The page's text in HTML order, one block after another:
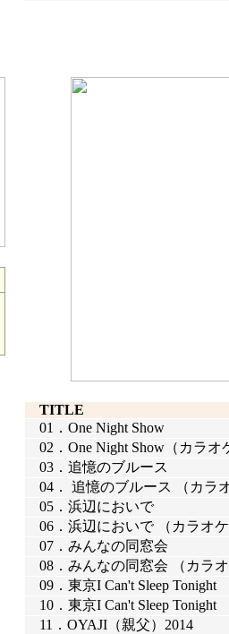
TITLE
01． One Night Show
02． One Night Show（カラオ
03． 追憶のブルース
04．
追憶のブルース （カラ
05． 浜辺においで
06． 浜辺においで （カラオ
07． みんなの同窓会
08． みんなの同窓会 （カラ
09． 東京I Can't Sleep Tonight
10． 東京I Can't Sleep Tonight
11． OYAJI（親父）2014